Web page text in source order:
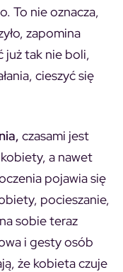
To nie oznacza,
zapomina
już tak nie boli,
cieszyć się
czasami jest
a nawet
pojawia się
pocieszanie,
sobie teraz
i gesty osób
że kobieta czuje